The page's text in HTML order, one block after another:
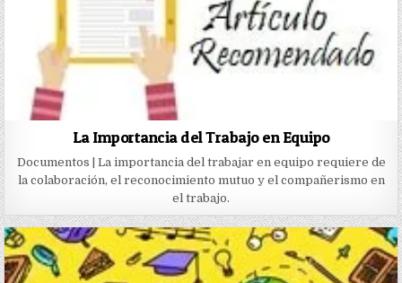
La Importancia del Trabajo en Equipo
Documentos | La importancia del trabajar en equipo requiere de
la colaboración, el reconocimiento mutuo y el compañerismo en
el trabajo.